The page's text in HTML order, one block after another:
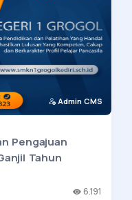
Admin CMS
Pengajuan
Tahun
6.191